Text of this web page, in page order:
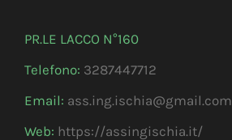
PR.LE LACCO N°160
Telefono: 3287447712
Email: ass.ing.ischia@gmail.com
Web: https://assingischia.it/